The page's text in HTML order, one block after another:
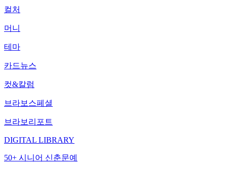
컬처
머니
테마
카드뉴스
컷&칼럼
브라보스페셜
브라보리포트
DIGITAL LIBRARY
50+ 시니어 신춘문예